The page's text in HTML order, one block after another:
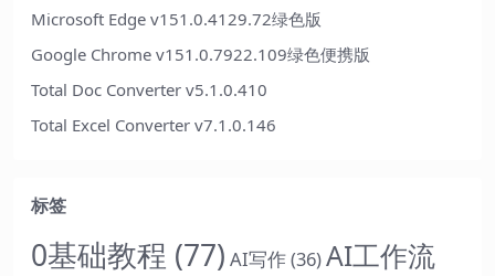
Microsoft Edge v151.0.4129.72绿色版
Google Chrome v151.0.7922.109绿色便携版
Total Doc Converter v5.1.0.410
Total Excel Converter v7.1.0.146
标签
0基础教程 (77) AI写作(36)AI工作流